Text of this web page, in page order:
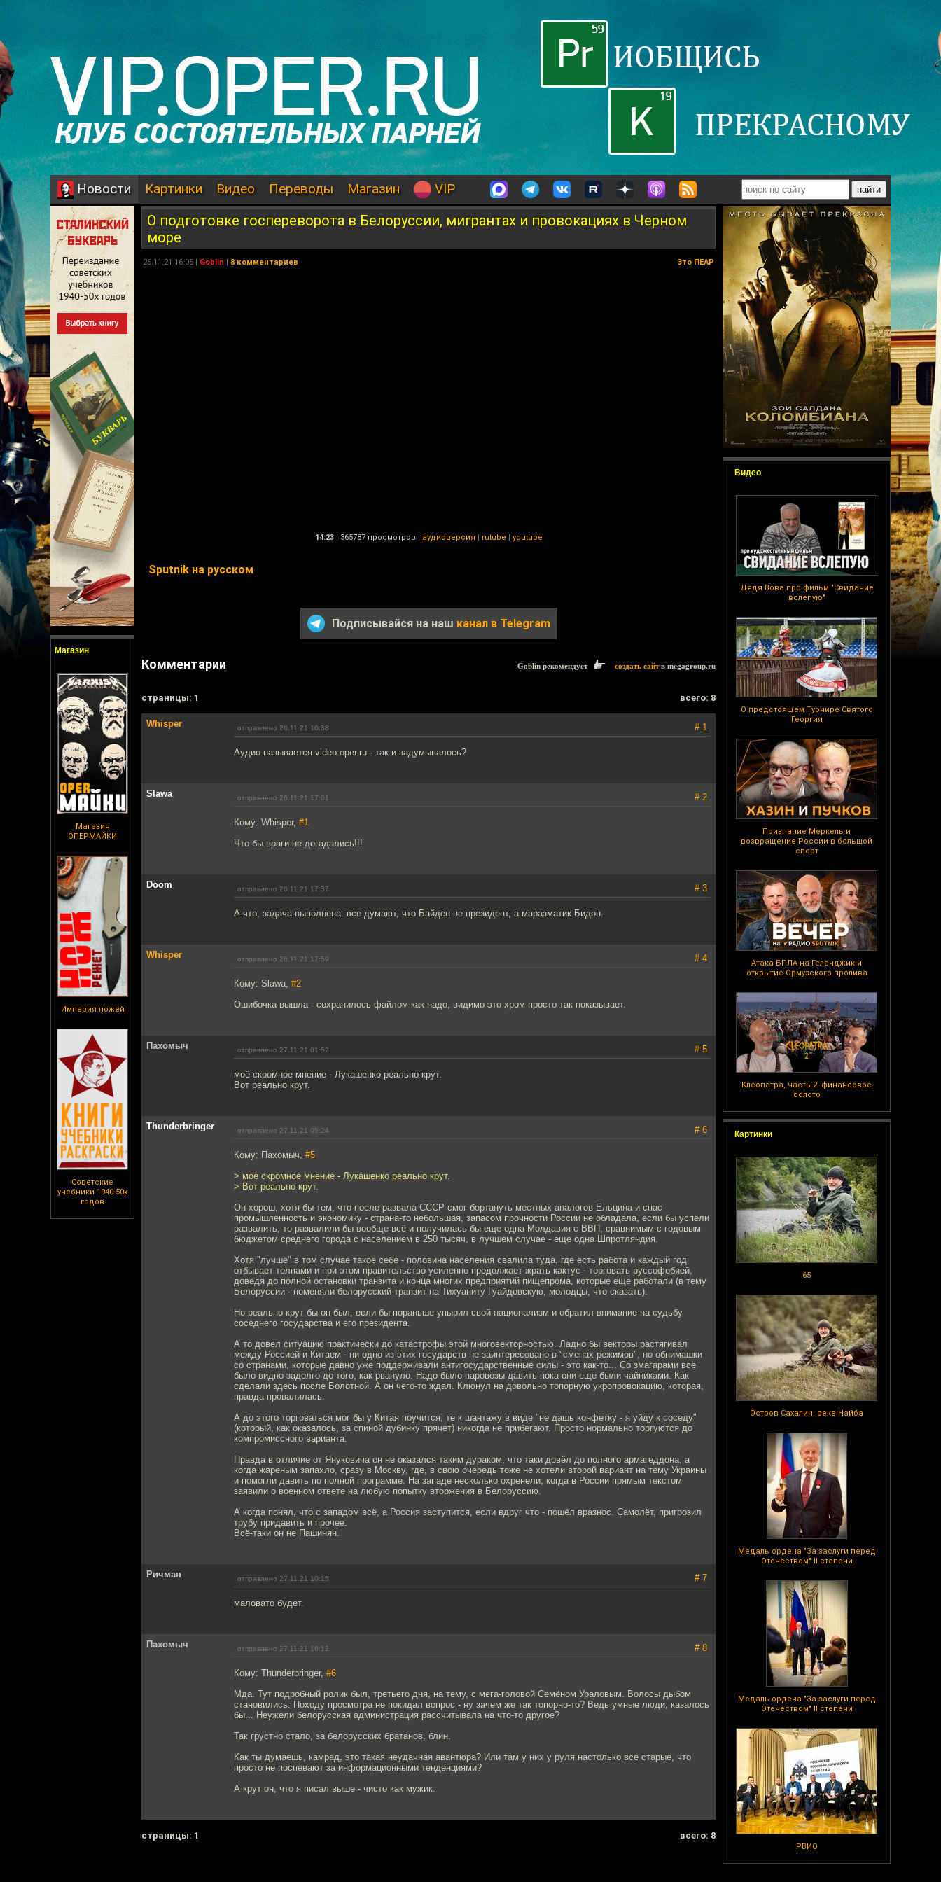
Новости Картинки Видео Переводы Магазин VIP
Магазин
Магазин
ОПЕРМАЙКИ
Империя ножей
Советские
учебники 1940-50х
годов
Видео
Дядя Вова про фильм "Свидание
вслепую"
О предстоящем Турнире Святого
Георгия
Признание Меркель и
возвращение России в большой
спорт
Атака БПЛА на Геленджик и
открытие Ормузского пролива
Клеопатра, часть 2: финансовое
болото
Картинки
65
Остров Сахалин, река Найба
Медаль ордена "За заслуги перед
Отечеством" II степени
Медаль ордена "За заслуги перед
Отечеством" II степени
РВИО
О подготовке госпереворота в Белоруссии, мигрантах и провокациях в Черном
море
26.11.21 16:05 | Goblin | 8 комментариев Это ПЕАР
14:23 | 365787 просмотров | аудиоверсия | rutube | youtube
Sputnik на русском
Подписывайся на наш канал в Telegram
Комментарии Goblin рекомендует создать сайтв megagroup.ru
cтраницы: 1 всего: 8
Whisper отправлено 26.11.21 16:38 # 1
Аудио называется video.oper.ru - так и задумывалось?
Slawa отправлено 26.11.21 17:01 # 2
Кому: Whisper, #1
Что бы враги не догадались!!!
Doom отправлено 26.11.21 17:37 # 3
А что, задача выполнена: все думают, что Байден не президент, а маразматик Бидон.
Whisper отправлено 26.11.21 17:59 # 4
Кому: Slawa, #2
Ошибочка вышла - сохранилось файлом как надо, видимо это хром просто так показывает.
Пахомыч отправлено 27.11.21 01:52 # 5
моё скромное мнение - Лукашенко реально крут.
Вот реально крут.
Thunderbringer отправлено 27.11.21 05:24 # 6
Кому: Пахомыч, #5
> моё скромное мнение - Лукашенко реально крут.
> Вот реально крут.
Он хорош, хотя бы тем, что после развала СССР смог бортануть местных аналогов Ельцина и спас
промышленность и экономику - страна-то небольшая, запасом прочности России не обладала, если бы успели
развалить, то развалили бы вообще всё и получилась бы еще одна Молдавия с ВВП, сравнимым с годовым
бюджетом среднего города с населением в 250 тысяч, в лучшем случае - еще одна Шпротляндия.
Хотя "лучше" в том случае такое себе - половина населения свалила туда, где есть работа и каждый год
отбывает толпами и при этом правительство усиленно продолжает жрать кактус - торговать руссофобией,
доведя до полной остановки транзита и конца многих предприятий пищепрома, которые еще работали (в тему
Белоруссии - поменяли белорусский транзит на Тихуаниту Гуайдовскую, молодцы, что сказать).
Но реально крут бы он был, если бы пораньше упырил свой национализм и обратил внимание на судьбу
соседнего государства и его президента.
А то довёл ситуацию практически до катастрофы этой многовекторностью. Ладно бы векторы растягивал
между Россией и Китаем - ни одно из этих государств не заинтересовано в "сменах режимов", но обнимашки
со странами, которые давно уже поддерживали антигосударственные силы - это как-то... Со змагарами всё
было видно задолго до того, как рвануло. Надо было паровозы давить пока они еще были чайниками. Как
сделали здесь после Болотной. А он чего-то ждал. Клюнул на довольно топорную укропровокацию, которая,
правда провалилась.
А до этого торговаться мог бы у Китая поучится, те к шантажу в виде "не дашь конфетку - я уйду к соседу"
(который, как оказалось, за спиной дубинку прячет) никогда не прибегают. Просто нормально торгуются до
компромиссного варианта.
Правда в отличие от Януковича он не оказался таким дураком, что таки довёл до полного армагеддона, а
когда жареным запахло, сразу в Москву, где, в свою очередь тоже не хотели второй вариант на тему Украины
и помогли давить по полной программе. На западе несколько охренели, когда в России прямым текстом
заявили о военном ответе на любую попытку вторжения в Белоруссию.
А когда понял, что с западом всё, а Россия заступится, если вдруг что - пошёл вразнос. Самолёт, пригрозил
трубу придавить и прочее.
Всё-таки он не Пашинян.
Ричман отправлено 27.11.21 10:15 # 7
маловато будет.
Пахомыч отправлено 27.11.21 16:12 # 8
Кому: Thunderbringer, #6
Мда. Тут подробный ролик был, третьего дня, на тему, с мега-головой Семёном Ураловым. Волосы дыбом
становились. Походу просмотра не покидал вопрос - ну зачем же так топорно-то? Ведь умные люди, казалось
бы... Неужели белорусская администрация рассчитывала на что-то другое?
Так грустно стало, за белорусских братанов, блин.
Как ты думаешь, камрад, это такая неудачная авантюра? Или там у них у руля настолько все старые, что
просто не поспевают за информационными тенденциями?
А крут он, что я писал выше - чисто как мужик.
cтраницы: 1 всего: 8